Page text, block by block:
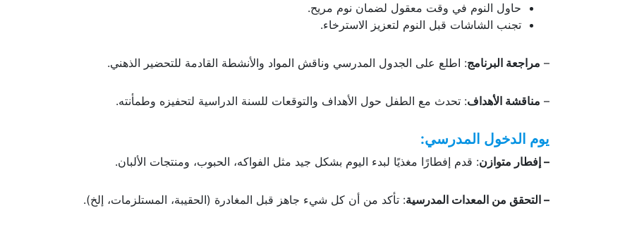
حاول النوم في وقت معقول لضمان نوم مريح.
تجنب الشاشات قبل النوم لتعزيز الاسترخاء.
– مراجعة البرنامج: اطلع على الجدول المدرسي وناقش المواد والأنشطة القادمة للتحضير الذهني.
– مناقشة الأهداف: تحدث مع الطفل حول الأهداف والتوقعات للسنة الدراسية لتحفيزه وطمأنته.
يوم الدخول المدرسي:
– إفطار متوازن: قدم إفطارًا مغذيًا لبدء اليوم بشكل جيد مثل الفواكه، الحبوب، ومنتجات الألبان.
– التحقق من المعدات المدرسية: تأكد من أن كل شيء جاهز قبل المغادرة (الحقيبة، المستلزمات، إلخ).